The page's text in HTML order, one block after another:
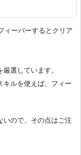
ィーバーするとクリア
選しています。
キルを使えば、フィー
いので、その点はご注